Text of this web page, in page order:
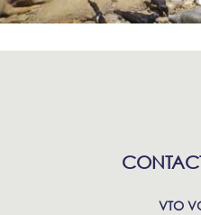
VTO